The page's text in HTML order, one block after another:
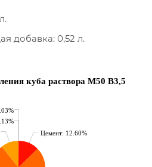
добавка: 0,52 л.
Цемент: 12.60%
куба раствора М50 B3,5